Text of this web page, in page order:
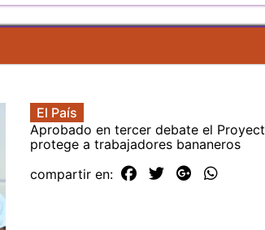
El País
Aprobado en tercer debate el
protege a trabajadores bananeros
compartir en: